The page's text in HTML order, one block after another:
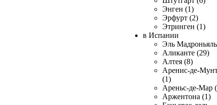
Энген (1)
Эрфурт (2)
Этринген (1)
в Испании
Эль
Аликанте (29)
Алтея (8)
Аренис-де-
(1)
Ареньс-де-Мар
Аржентона (1)